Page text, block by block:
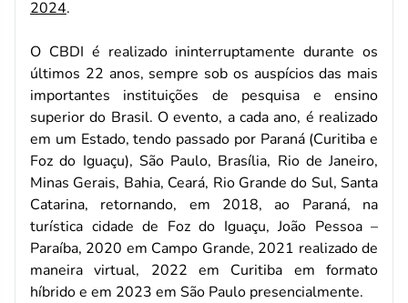
2024.
O CBDI é realizado ininterruptamente durante os
últimos 22 anos, sempre sob os auspícios das mais
importantes instituições de pesquisa e ensino
superior do Brasil. O evento, a cada ano, é realizado
em um Estado, tendo passado por Paraná (Curitiba e
Foz do Iguaçu), São Paulo, Brasília, Rio de Janeiro,
Minas Gerais, Bahia, Ceará, Rio Grande do Sul, Santa
Catarina, retornando, em 2018, ao Paraná, na
turística cidade de Foz do Iguaçu, João Pessoa –
Paraíba, 2020 em Campo Grande, 2021 realizado de
maneira virtual, 2022 em Curitiba em formato
híbrido e em 2023 em São Paulo presencialmente.